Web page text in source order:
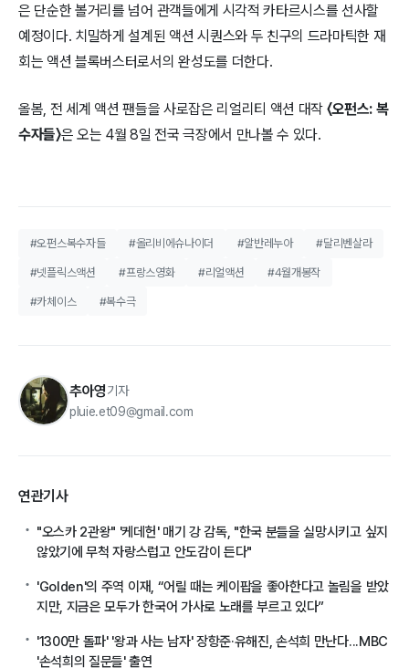
은 단순한 볼거리를 넘어 관객들에게 시각적 카타르시스를 선사할
예정이다. 치밀하게 설계된 액션 시퀀스와 두 친구의 드라마틱한 재
회는 액션 블록버스터로서의 완성도를 더한다.
올봄, 전 세계 액션 팬들을 사로잡은 리얼리티 액션 대작 〈오펀스: 복
수자들〉은 오는 4월 8일 전국 극장에서 만나볼 수 있다.
#오펀스복수자들 #올리비에슈나이더 #알반레누아 #달리벤살라
#넷플릭스액션 #프랑스영화 #리얼액션 #4월개봉작
#카체이스 #복수극
추아영기자
pluie.et09@gmail.com
연관기사
"오스카 2관왕" '케데헌' 매기 강 감독, "한국 분들을 실망시키고 싶지
않았기에 무척 자랑스럽고 안도감이 든다"
'Golden'의 주역 이재, “어릴 때는 케이팝을 좋아한다고 놀림을 받았
지만, 지금은 모두가 한국어 가사로 노래를 부르고 있다”
'1300만 돌파' '왕과 사는 남자' 장항준·유해진, 손석희 만난다...MBC
'손석희의 질문들' 출연